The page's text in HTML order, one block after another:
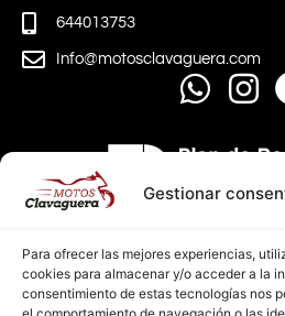
Gestionar
Para ofrecer las mejores experiencias,
cookies para almacenar y/o acceder a la
consentimiento de estas tecnologías nos
644013753
Info@motosclavaguera.com